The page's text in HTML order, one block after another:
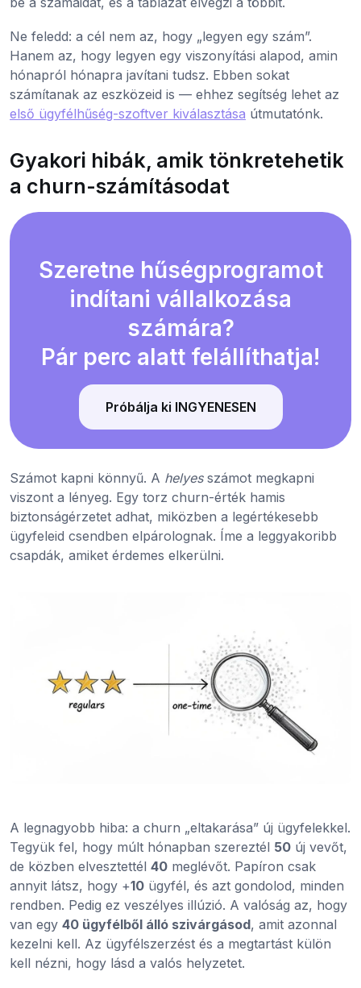
Ne feledd: a cél nem az, hogy „legyen egy szám”.
Hanem az, hogy legyen egy viszonyítási alapod, amin
hónapról hónapra javítani tudsz. Ebben sokat
számítanak az eszközeid is — ehhez segítség lehet az
első ügyfélhűség-szoftver kiválasztása útmutatónk.
Gyakori hibák, amik tönkretehetik
a churn-számításodat
Szeretne hűségprogramot
indítani vállalkozása
számára?
Pár perc alatt felállíthatja!
Próbálja ki INGYENESEN
Számot kapni könnyű. A helyesszámot megkapni
viszont a lényeg. Egy torz churn-érték hamis
biztonságérzetet adhat, miközben a legértékesebb
ügyfeleid csendben elpárolognak. Íme a leggyakoribb
csapdák, amiket érdemes elkerülni.
A legnagyobb hiba: a churn „eltakarása” új ügyfelekkel.
Tegyük fel, hogy múlt hónapban szereztél 50 új vevőt,
de közben elvesztettél 40 meglévőt. Papíron csak
annyit látsz, hogy +10 ügyfél, és azt gondolod, minden
rendben. Pedig ez veszélyes illúzió. A valóság az, hogy
van egy 40 ügyfélből álló szivárgásod, amit azonnal
kezelni kell. Az ügyfélszerzést és a megtartást külön
kell nézni, hogy lásd a valós helyzetet.